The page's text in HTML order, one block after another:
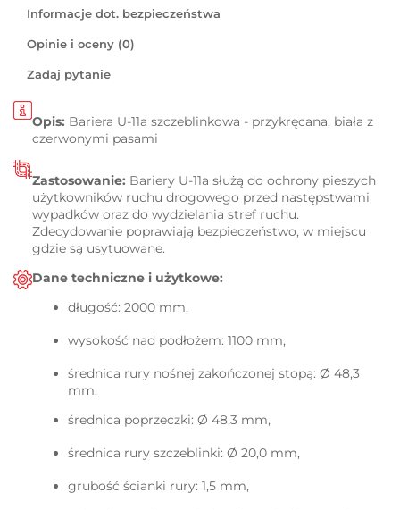
Informacje dot. bezpieczeństwa
Opinie i oceny (0)
Zadaj pytanie
Opis: Bariera U-11a szczeblinkowa - przykręcana, biała z
czerwonymi pasami
Zastosowanie: Bariery U-11a służą do ochrony pieszych
użytkowników ruchu drogowego przed następstwami
wypadków oraz do wydzielania stref ruchu.
Zdecydowanie poprawiają bezpieczeństwo, w miejscu
gdzie są usytuowane.
Dane techniczne i użytkowe:
długość: 2000 mm,
wysokość nad podłożem: 1100 mm,
średnica rury nośnej zakończonej stopą: Ø 48,3
mm,
średnica poprzeczki: Ø 48,3 mm,
średnica rury szczeblinki: Ø 20,0 mm,
grubość ścianki rury: 1,5 mm,